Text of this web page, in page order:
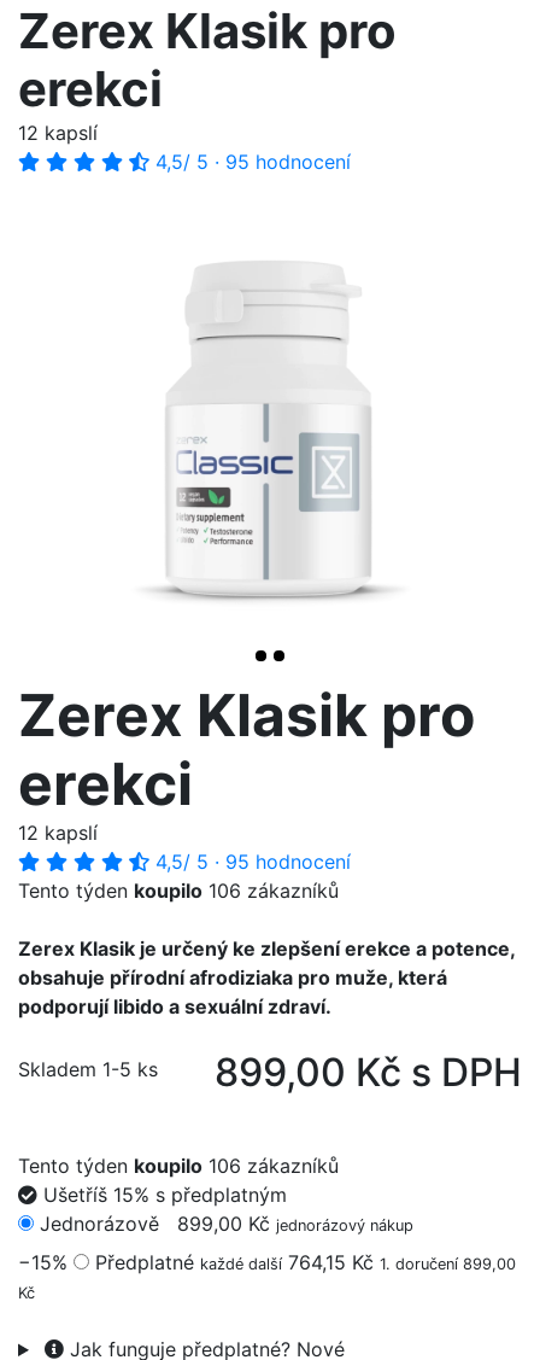
Zerex Klasik pro
erekci
12 kapslí
4,5/ 5 · 95 hodnocení
Zerex Klasik pro
erekci
12 kapslí
4,5/ 5 · 95 hodnocení
Tento týden koupilo 106 zákazníků
Zerex Klasik je určený ke zlepšení erekce a potence,
obsahuje přírodní afrodiziaka pro muže, která
podporují libido a sexuální zdraví.
Skladem 1-5 ks 899,00 Kč s DPH
Tento týden koupilo 106 zákazníků
Ušetříš 15% s předplatným
Jednorázově
899,00 Kč jednorázový nákup
−15% Předplatné každé další 764,15 Kč 1. doručení 899,00
Kč
Jak funguje předplatné? Nové